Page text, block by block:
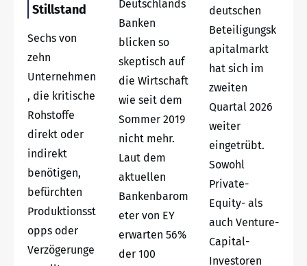
Stillstand
Sechs von
zehn
Unternehmen
, die kritische
Rohstoffe
direkt oder
indirekt
benötigen,
befürchten
Produktionsst
opps oder
Verzögerunge
Deutschlands
Banken
blicken so
skeptisch auf
die Wirtschaft
wie seit dem
Sommer 2019
nicht mehr.
Laut dem
aktuellen
Bankenbarom
eter von EY
erwarten 56%
der 100
deutschen
Beteiligungsk
apitalmarkt
hat sich im
zweiten
Quartal 2026
weiter
eingetrübt.
Sowohl
Private-
Equity- als
auch Venture-
Capital-
Investoren